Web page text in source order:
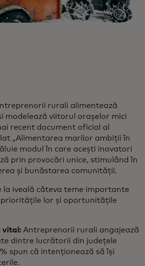
rurali alimentează
modelează viitorul orașelor mici
recent document oficial al
„Alimentarea marilor ambiții în
modul în care acești inovatori
prin provocări unice, stimulând în
și bunăstarea comunității.
la iveală câteva teme importante
prioritățile lor și oportunitățile
vital: Antreprenorii rurali angajează
dintre lucrătorii din județele
spun că intenționează să își